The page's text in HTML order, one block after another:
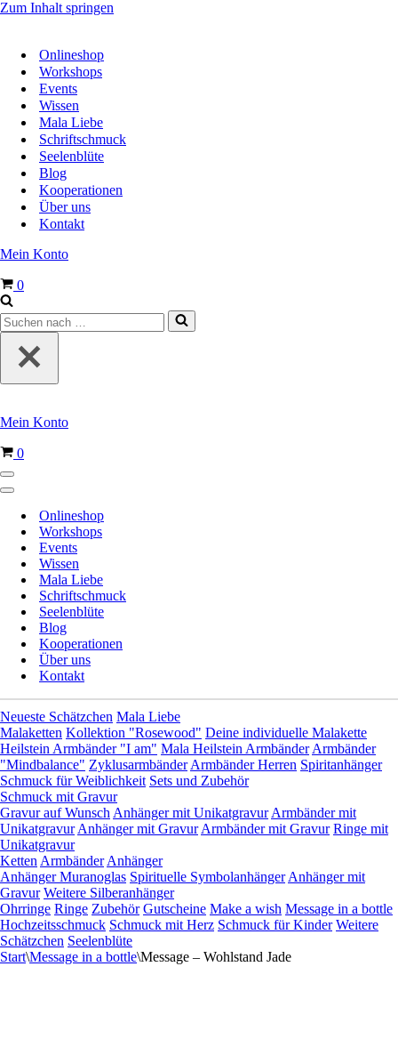
Zum Inhalt springen
Onlineshop
Workshops
Events
Wissen
Mala Liebe
Schriftschmuck
Seelenblüte
Blog
Kooperationen
Über uns
Kontakt
Mein Konto
Warenkorb
0
Suchen
nach …
Mein Konto
Warenkorb
0
Navigationsmenü
Navigationsmenü
Onlineshop
Workshops
Events
Wissen
Mala Liebe
Schriftschmuck
Seelenblüte
Blog
Kooperationen
Über uns
Kontakt
Neueste Schätzchen Mala Liebe
Malaketten Kollektion "Rosewood" Deine individuelle Malakette
Heilstein Armbänder "I am" Mala Heilstein Armbänder Armbänder
"Mindbalance" Zyklusarmbänder Armbänder Herren Spiritanhänger
Schmuck für Weiblichkeit Sets und Zubehör
Schmuck mit Gravur
Gravur auf Wunsch Anhänger mit Unikatgravur Armbänder mit
Unikatgravur Anhänger mit Gravur Armbänder mit Gravur Ringe mit
Unikatgravur
Ketten Armbänder Anhänger
Anhänger Muranoglas Spirituelle Symbolanhänger Anhänger mit
Gravur Weitere Silberanhänger
Ohrringe Ringe Zubehör Gutscheine Make a wish Message in a bottle
Hochzeitsschmuck Schmuck mit Herz Schmuck für Kinder Weitere
Schätzchen Seelenblüte
Start\Message in a bottle\Message – Wohlstand Jade